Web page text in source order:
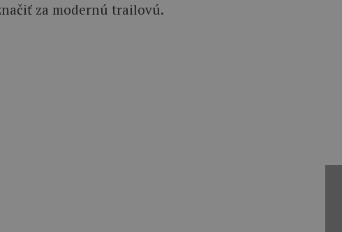
za modernú trailovú.